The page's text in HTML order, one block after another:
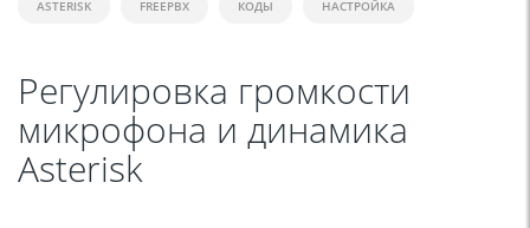
ASTERISK FREEPBX КОДЫ НАСТРОЙКА
Регулировка громкости
микрофона и динамика
Asterisk